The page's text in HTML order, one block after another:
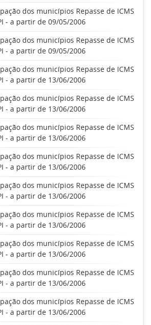
dos municípios Repasse de ICMS
- a partir de 09/05/2006
dos municípios Repasse de ICMS
- a partir de 09/05/2006
dos municípios Repasse de ICMS
- a partir de 13/06/2006
dos municípios Repasse de ICMS
- a partir de 13/06/2006
dos municípios Repasse de ICMS
- a partir de 13/06/2006
dos municípios Repasse de ICMS
- a partir de 13/06/2006
dos municípios Repasse de ICMS
- a partir de 13/06/2006
dos municípios Repasse de ICMS
- a partir de 13/06/2006
dos municípios Repasse de ICMS
- a partir de 13/06/2006
dos municípios Repasse de ICMS
- a partir de 13/06/2006
dos municípios Repasse de ICMS
- a partir de 13/06/2006